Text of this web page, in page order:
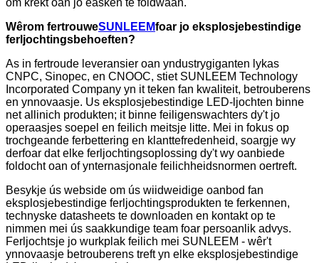
Wêrom fertrouweSUNLEEMfoar jo eksplosjebestindige
ferljochtingsbehoeften?
As in fertroude leveransier oan yndustrygiganten lykas
CNPC, Sinopec, en CNOOC, stiet SUNLEEM Technology
Incorporated Company yn it teken fan kwaliteit, betrouberens
en ynnovaasje. Us eksplosjebestindige LED-ljochten binne
net allinich produkten; it binne feiligenswachters dy't jo
operaasjes soepel en feilich meitsje litte. Mei in fokus op
trochgeande ferbettering en klanttefredenheid, soargje wy
derfoar dat elke ferljochtingsoplossing dy't wy oanbiede
foldocht oan of ynternasjonale feilichheidsnormen oertreft.
Besykje ús webside om ús wiidweidige oanbod fan
eksplosjebestindige ferljochtingsprodukten te ferkennen,
technyske datasheets te downloaden en kontakt op te
nimmen mei ús saakkundige team foar persoanlik advys.
Ferljochtsje jo wurkplak feilich mei SUNLEEM - wêr't
ynnovaasje betrouberens treft yn elke eksplosjebestindige